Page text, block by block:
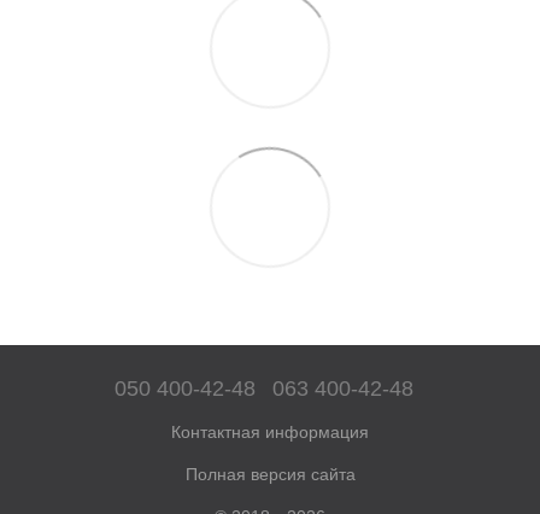
050 400-42-48 063 400-42-48
Контактная информация
Полная версия сайта